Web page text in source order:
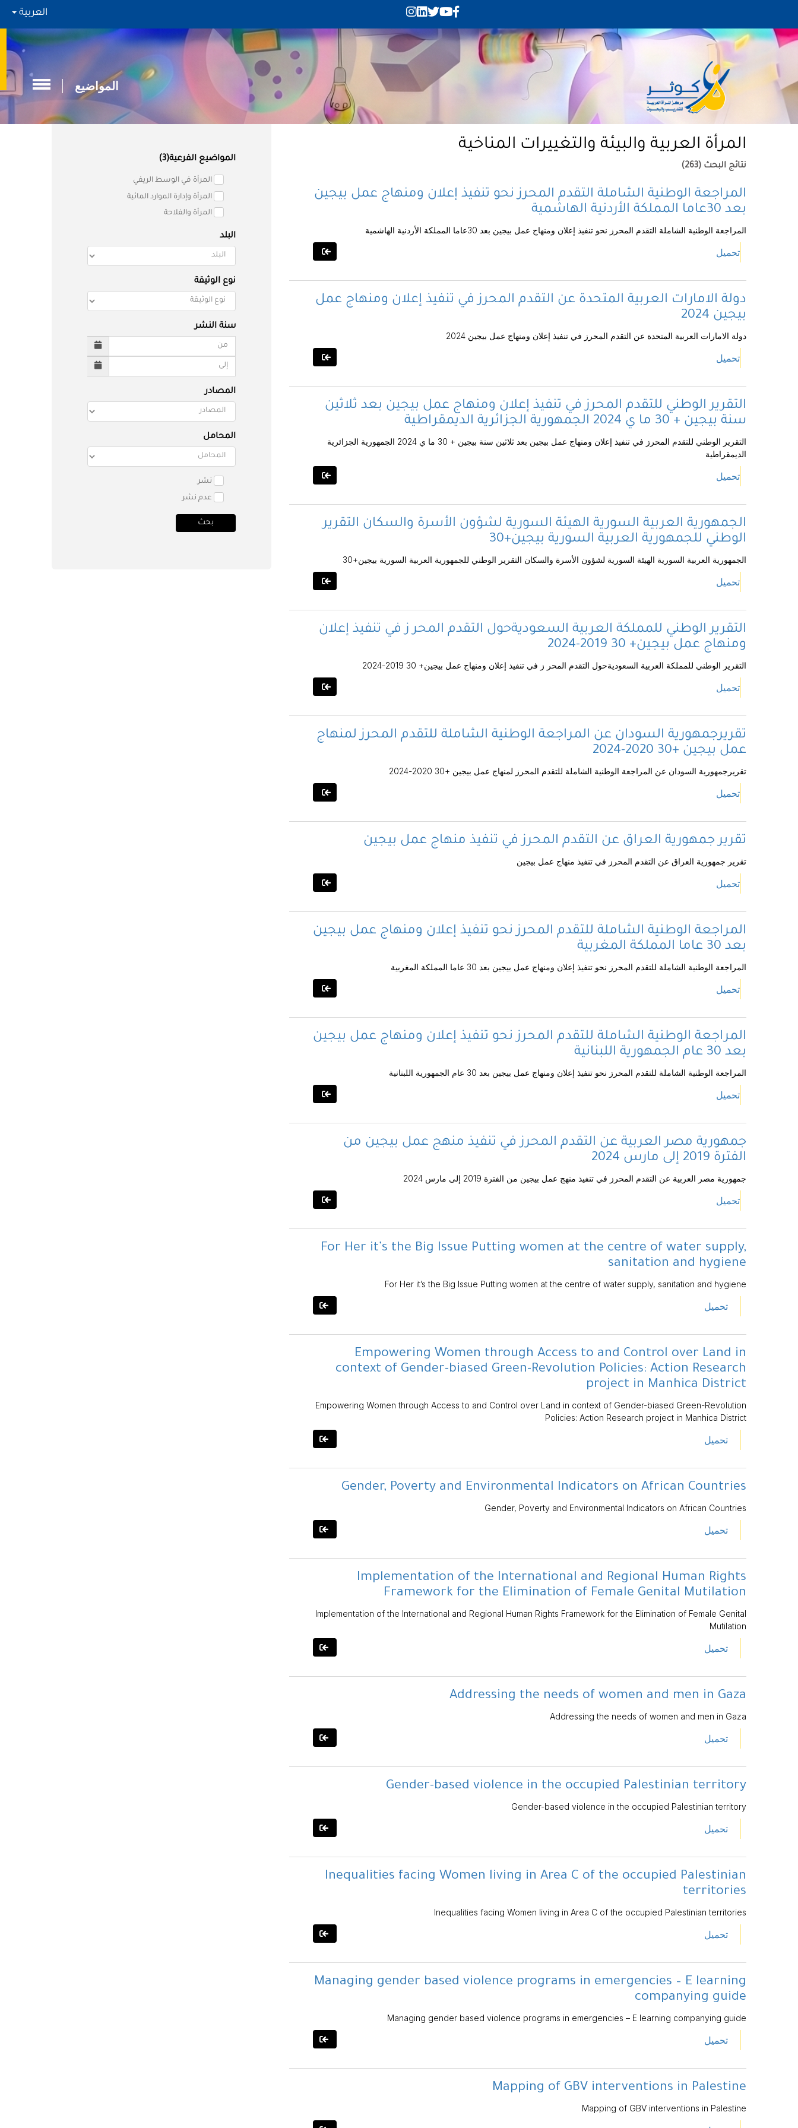
العربية
المواضيع
المرأة العربية والبيئة والتغييرات المناخية
نتائج البحث (263)
المراجعة الوطنية الشاملة التقدم المحرز نحو تنفيذ إعلان ومنهاج عمل بيجين
بعد 30عاما المملكة الأردنية الهاشمية
المراجعة الوطنية الشاملة التقدم المحرز نحو تنفيذ إعلان ومنهاج عمل بيجين بعد 30عاما المملكة الأردنية الهاشمية
تحميل
دولة الامارات العربية المتحدة عن التقدم المحرز في تنفيذ إعلان ومنهاج عمل
بيجين 2024
دولة الامارات العربية المتحدة عن التقدم المحرز في تنفيذ إعلان ومنهاج عمل بيجين 2024
تحميل
التقرير الوطني للتقدم المحرز في تنفيذ إعلان ومنهاج عمل بيجين بعد ثلاثين
سنة بيجين + 30 ما ي 2024 الجمهورية الجزائرية الديمقراطية
التقرير الوطني للتقدم المحرز في تنفيذ إعلان ومنهاج عمل بيجين بعد ثلاثين سنة بيجين + 30 ما ي 2024 الجمهورية الجزائرية
الديمقراطية
تحميل
الجمهورية العربية السورية الهيئة السورية لشؤون الأسرة والسكان التقرير
الوطني للجمهورية العربية السورية بيجين+30
الجمهورية العربية السورية الهيئة السورية لشؤون الأسرة والسكان التقرير الوطني للجمهورية العربية السورية بيجين+30
تحميل
التقرير الوطني للمملكة العربية السعوديةحول التقدم المحر ز في تنفيذ إعلان
ومنهاج عمل بيجين+ 30 2019-2024
التقرير الوطني للمملكة العربية السعوديةحول التقدم المحر ز في تنفيذ إعلان ومنهاج عمل بيجين+ 30 2019-2024
تحميل
تقريرجمهورية السودان عن المراجعة الوطنية الشاملة للتقدم المحرز لمنهاج
عمل بيجين +30 2020-2024
تقريرجمهورية السودان عن المراجعة الوطنية الشاملة للتقدم المحرز لمنهاج عمل بيجين +30 2020-2024
تحميل
تقرير جمهورية العراق عن التقدم المحرز في تنفيذ منهاج عمل بيجين
تقرير جمهورية العراق عن التقدم المحرز في تنفيذ منهاج عمل بيجين
تحميل
المراجعة الوطنية الشاملة للتقدم المحرز نحو تنفيذ إعلان ومنهاج عمل بيجين
بعد 30 عاما المملكة المغربية
المراجعة الوطنية الشاملة للتقدم المحرز نحو تنفيذ إعلان ومنهاج عمل بيجين بعد 30 عاما المملكة المغربية
تحميل
المراجعة الوطنية الشاملة للتقدم المحرز نحو تنفيذ إعلان ومنهاج عمل بيجين
بعد 30 عام الجمهورية اللبنانية
المراجعة الوطنية الشاملة للتقدم المحرز نحو تنفيذ إعلان ومنهاج عمل بيجين بعد 30 عام الجمهورية اللبنانية
تحميل
جمهورية مصر العربية عن التقدم المحرز في تنفيذ منهج عمل بيجين من
الفترة 2019 إلى مارس 2024
جمهورية مصر العربية عن التقدم المحرز في تنفيذ منهج عمل بيجين من الفترة 2019 إلى مارس 2024
تحميل
For Her it’s the Big Issue Putting women at the centre of water supply,
sanitation and hygiene
For Her it’s the Big Issue Putting women at the centre of water supply, sanitation and hygiene
تحميل
Empowering Women through Access to and Control over Land in
context of Gender-biased Green-Revolution Policies: Action Research
project in Manhica District
Empowering Women through Access to and Control over Land in context of Gender-biased Green-Revolution
Policies: Action Research project in Manhica District
تحميل
Gender, Poverty and Environmental Indicators on African Countries
Gender, Poverty and Environmental Indicators on African Countries
تحميل
Implementation of the International and Regional Human Rights
Framework for the Elimination of Female Genital Mutilation
Implementation of the International and Regional Human Rights Framework for the Elimination of Female Genital
Mutilation
تحميل
Addressing the needs of women and men in Gaza
Addressing the needs of women and men in Gaza
تحميل
Gender-based violence in the occupied Palestinian territory
Gender-based violence in the occupied Palestinian territory
تحميل
Inequalities facing Women living in Area C of the occupied Palestinian
territories
Inequalities facing Women living in Area C of the occupied Palestinian territories
تحميل
Managing gender based violence programs in emergencies – E learning
companying guide
Managing gender based violence programs in emergencies – E learning companying guide
تحميل
Mapping of GBV interventions in Palestine
Mapping of GBV interventions in Palestine
المواضيع الفرعية(3)
المرأة في الوسط الريفي
المرأة وإدارة الموارد المائية
المرأة والفلاحة
البلد
نوع الوثيقة
سنة النشر
المصادر
المحامل
نشر
عدم نشر
بحث